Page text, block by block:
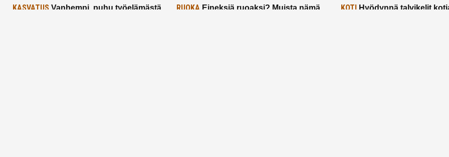
KASVATUS Vanhempi, puhu työelämästä
RUOKA Eineksiä ruoaksi? Muista nämä
KOTIHyödynnä talvikelit